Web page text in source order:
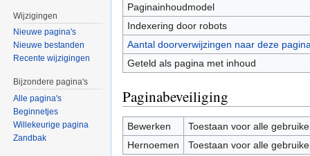
Paginainhoudmodel
Indexering door robots
Aantal doorverwijzingen naar deze
Geteld als pagina met inhoud
Paginabeveiliging
Bewerken
Toestaan voor alle
Hernoemen
Toestaan voor alle
Wijzigingen
Nieuwe pagina's
Nieuwe bestanden
Recente wijzigingen
Bijzondere pagina's
Alle pagina's
Beginnetjes
Willekeurige pagina
Zandbak